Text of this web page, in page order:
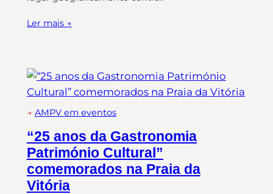
Ler mais →
→ AMPV em eventos
“25 anos da Gastronomia
Património Cultural”
comemorados na Praia da
Vitória